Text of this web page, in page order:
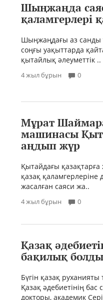
Шыңжаңда
қаламгерлері
Шыңжаңдағы аз санды
соңғы уақыттарда
қытайлық әлеуметтік ..
4 жыл бұрын 0
Мұрат
машинасы
аңдып жүр
Қытайдағы
қазақ қаламгерлеріне
жасалған саяси жа..
4 жыл бұрын 0
Қазақ
бақилық болды
Бүгін қазақ
Қазақ әдебиетінің
докторы, академик